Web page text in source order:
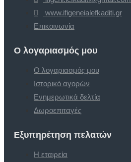
www.ifigeneialefkaditi.gr
Επικοινωνία
Ο λογαριασμός μου
Ο λογαριασμός μου
Ιστορικό αγορών
Ενημερωτικά δελτία
Δωροεπιταγές
Εξυπηρέτηση πελατών
Η εταιρεία